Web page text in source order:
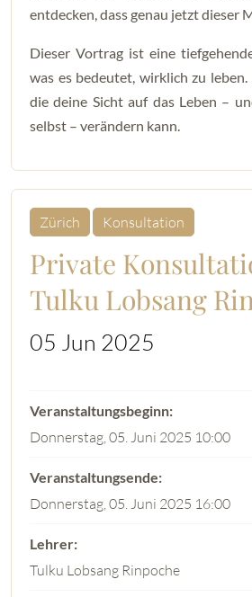
entdecken, dass genau jetzt dieser
Dieser Vortrag ist eine
was es bedeutet, wirklich zu
die deine Sicht auf das Leben –
selbst – verändern kann.
Zürich Konsultation
Private
Tulku Lobsang
05 Jun 2025
Donnerstag, 05. Juni 2025 10:00
Donnerstag, 05. Juni 2025 16:00
Tulku Lobsang Rinpoche